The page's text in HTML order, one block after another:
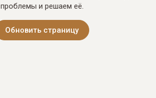
проблемы и решаем её.
Обновить страницу